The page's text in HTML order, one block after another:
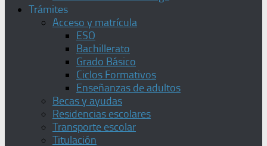
Trámites
Acceso y matrícula
ESO
Bachillerato
Grado Básico
Ciclos Formativos
Enseñanzas de adultos
Becas y ayudas
Residencias escolares
Transporte escolar
Titulación